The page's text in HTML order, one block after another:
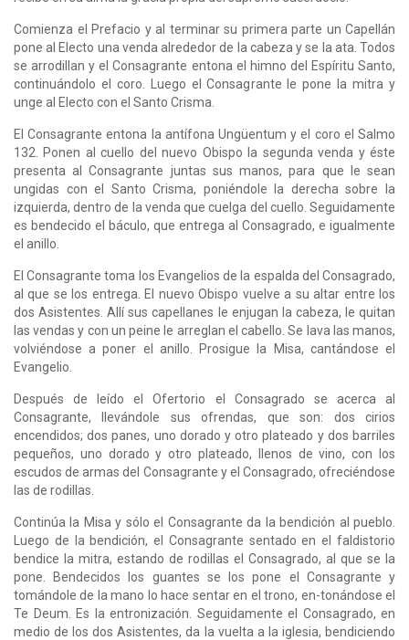
Comienza el Prefacio y al terminar su primera parte un Capellán
pone al Electo una venda alrede­dor de la cabeza y se la ata. Todos
se arrodillan y el Consagrante entona el himno del Espíritu Santo,
continuándolo el coro. Luego el Consagrante le pone la mitra y
unge al Electo con el Santo Crisma.
El Consagrante entona la antífona Ungüentum y el coro el Salmo
132. Ponen al cuello del nuevo Obispo la segunda venda y éste
presenta al Consa­grante juntas sus manos, para que Ie sean
ungidas con el Santo Crisma, poniéndole la derecha sobre la
izquierda, dentro de la venda que cuelga del cuello. Seguidamente
es bendecido el báculo, que entrega al Consagrado, e igualmente
el anillo.
El Consagrante toma los Evangelios de la espalda del Consagrado,
al que se los entrega. El nuevo Obispo vuelve a su altar entre los
dos Asistentes. Allí sus capellanes le enjugan la cabeza, le quitan
las vendas y con un peine le arreglan el cabello. Se lava las manos,
volviéndose a poner el anillo. Prosigue la Misa, cantándose el
Evangelio.
Después de leído el Ofertorio el Consagrado se acerca al
Consagrante, llevándole sus ofrendas, que son: dos cirios
encendidos; dos panes, uno dorado y otro plateado y dos barriles
pequeños, uno dorado y otro plateado, llenos de vino, con los
escudos de armas del Consagrante y el Consagrado, ofreciéndose
las de rodillas.
Continúa la Misa y sólo el Consagrante da la bendición al pueblo.
Luego de la bendición, el Consagrante sentado en el faldistorio
bendice la mitra, estando de rodillas el Consagrado, al que se la
pone. Bendecidos los guantes se los pone el Consagrante y
tomándole de la mano lo hace sentar en el trono, en-tonándose el
Te Deum. Es la entronización. Seguidamente el Consagrado, en
medio de los dos Asistentes, da la vuelta a la iglesia, bendiciendo